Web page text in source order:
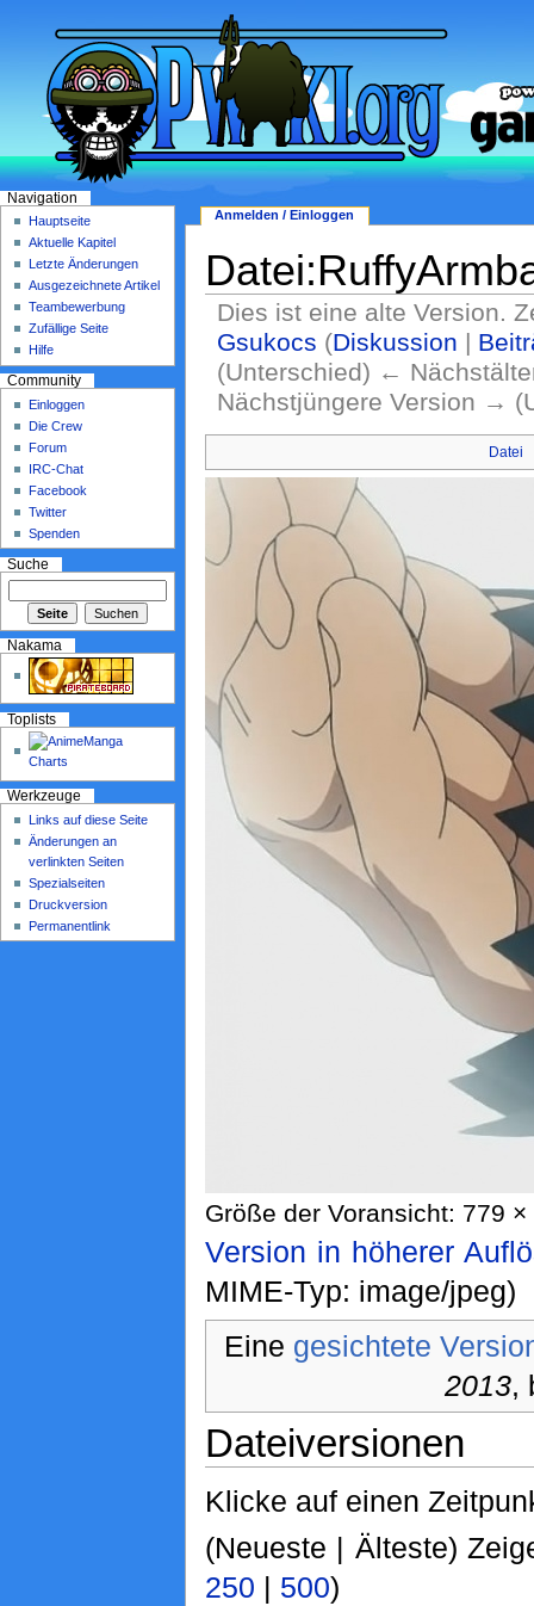
Dies ist eine alte Version.
Gsukocs (Diskussion |
(Unterschied) ←
Nächstjüngere Version →
Datei
Größe der Voransicht: 779
Version in höherer
MIME-Typ: image/jpeg)
Eine gesichtete
2013,
Dateiversionen
Klicke auf einen
(Neueste | Älteste)
250 | 500)
Anmelden / Einloggen
Navigation
Hauptseite
Aktuelle Kapitel
Letzte Änderungen
Ausgezeichnete Artikel
Teambewerbung
Zufällige Seite
Hilfe
Community
Einloggen
Die Crew
Forum
IRC-Chat
Facebook
Twitter
Spenden
Suche
Nakama
Toplists
Werkzeuge
Links auf diese Seite
Änderungen an
verlinkten Seiten
Spezialseiten
Druckversion
Permanentlink